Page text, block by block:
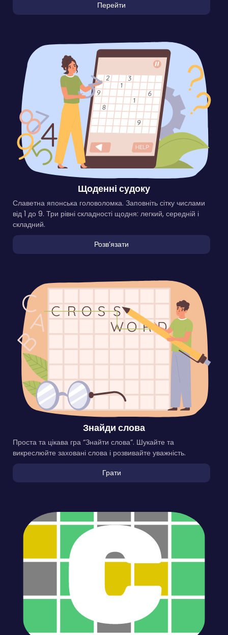
Перейти
Щоденні судоку
Славетна японська головоломка. Заповніть сітку числами
від 1 до 9. Три рівні складності щодня: легкий, середній і
складний.
Розвʼязати
Знайди слова
Проста та цікава гра “Знайти слова”. Шукайте та
викреслюйте заховані слова і розвивайте уважність.
Грати